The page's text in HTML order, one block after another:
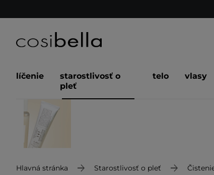
líčenie
starostlivosť o
pleť
telo vlasy
Hlavná stránka Starostlivosť o pleť